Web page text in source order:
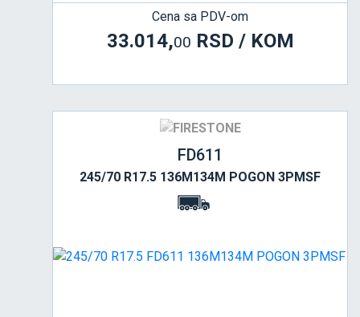
Cena sa PDV-om
33.014,00 RSD / KOM
FD611
245/70 R17.5 136M134M POGON 3PMSF